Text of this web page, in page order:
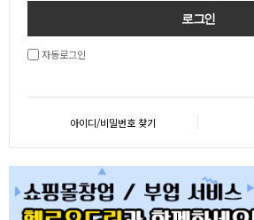
자동로그인
아이디/비밀번호 찾기